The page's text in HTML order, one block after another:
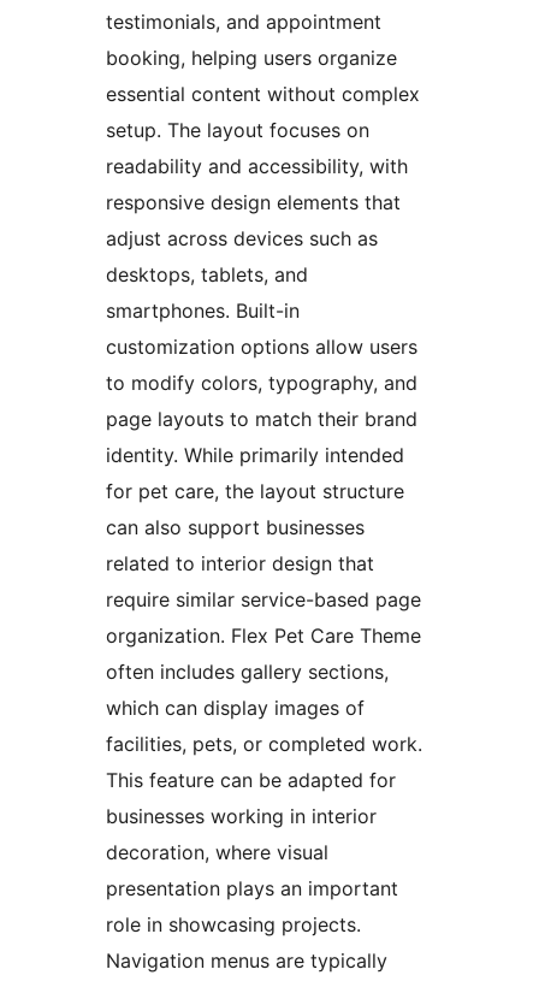
testimonials, and appointment
booking, helping users organize
essential content without complex
setup. The layout focuses on
readability and accessibility, with
responsive design elements that
adjust across devices such as
desktops, tablets, and
smartphones. Built-in
customization options allow users
to modify colors, typography, and
page layouts to match their brand
identity. While primarily intended
for pet care, the layout structure
can also support businesses
related to interior design that
require similar service-based page
organization. Flex Pet Care Theme
often includes gallery sections,
which can display images of
facilities, pets, or completed work.
This feature can be adapted for
businesses working in interior
decoration, where visual
presentation plays an important
role in showcasing projects.
Navigation menus are typically